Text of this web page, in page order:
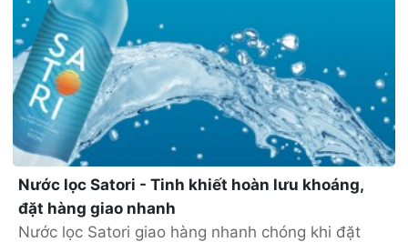
Nước lọc Satori - Tinh khiết hoàn lưu khoáng,
đặt hàng giao nhanh
Nước lọc Satori giao hàng nhanh chóng khi đặt